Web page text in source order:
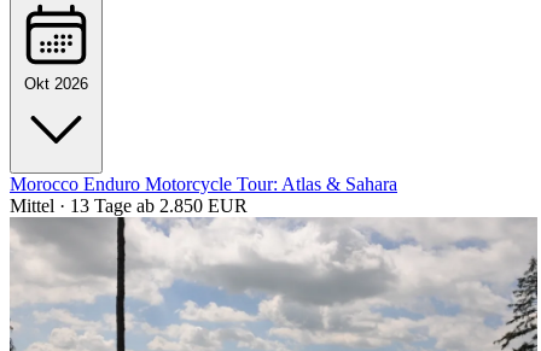
Okt 2026
Morocco Enduro Motorcycle Tour: Atlas & Sahara
Mittel · 13 Tage ab 2.850 EUR